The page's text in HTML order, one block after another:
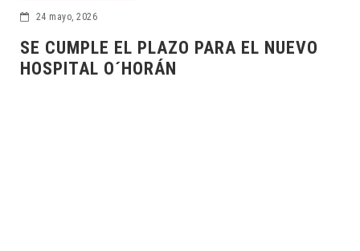
24 mayo, 2026
SE CUMPLE EL PLAZO PARA EL NUEVO
HOSPITAL O´HORÁN